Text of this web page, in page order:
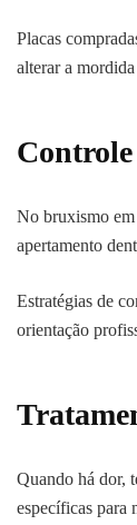
Placas
alterar a
No bruxismo
apertamento
Estratégias de
orientação
Quando há dor,
específicas para